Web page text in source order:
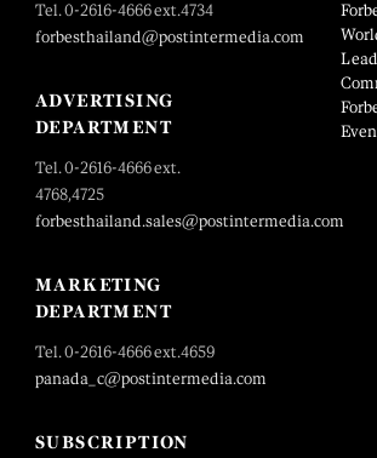
Tel. 0-2616-4666 ext.4734
forbesthailand@postintermedia.com
ADVERTISING
DEPARTMENT
Tel. 0-2616-4666 ext.
4768,4725
forbesthailand.sales@postintermedia.com
MARKETING
DEPARTMENT
Tel. 0-2616-4666 ext.4659
panada_c@postintermedia.com
SUBSCRIPTION